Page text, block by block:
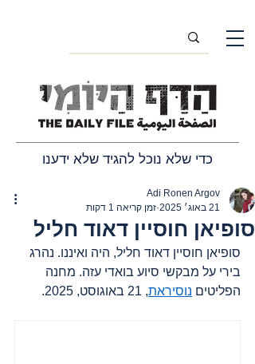
כדי שלא נוכל להגיד שלא ידענו
סופיאן חוסיין דאוד חליל
Adi Ronen Argov
21 באוג׳ 2025
זמן קריאה 1 דקות
סופיאן חוסיין דאוד חליל, היה ואיננו. נהרג
בירי על מבקשי סיוע בואדי עזה. מחנה
הפליטים נוסיראת, 21 באוגוסט, 2025.